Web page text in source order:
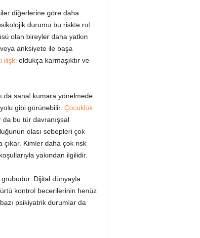
diğerlerine göre daha
durumu bu riskte rol
olan bireyler daha yatkın
anksiyete ile başa
ilişkioldukça karmaşıktır ve
da sanal kumara yönelmede
gibi görünebilir. Çocukluk
da bu tür davranışsal
olası sebepleri çok
Kimler daha çok risk
yakından ilgilidir.
grubudur. Dijital dünyayla
kontrol becerilerinin henüz
psikiyatrik durumlar da